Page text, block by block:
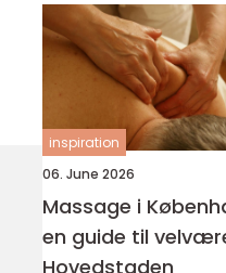
inspiration
06. June 2026
Massage i
en guide til
Hovedstaden